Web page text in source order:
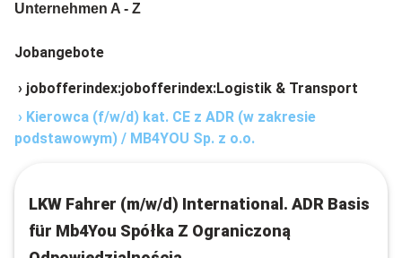
Unternehmen A - Z
Jobangebote
› jobofferindex:jobofferindex:Logistik & Transport
› Kierowca (f/w/d) kat. CE z ADR (w zakresie
podstawowym) / MB4YOU Sp. z o.o.
LKW Fahrer (m/w/d) International. ADR Basis
für Mb4You Spółka Z Ograniczoną